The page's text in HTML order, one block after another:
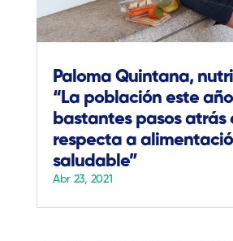
Paloma Quintana,
“La población este
bastantes pasos atrás
respecta a
saludable”
Abr 23, 2021